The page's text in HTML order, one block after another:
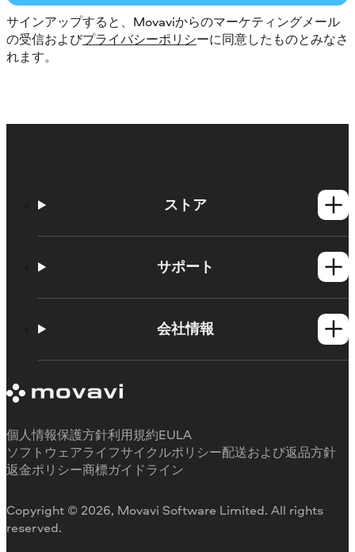
サインアップすると、Movaviからのマーケティングメール
の受信およびプライバシーポリシーに同意したものとみなさ
れます。
ストア
Mac製品
サポート
使い方
体験版の制約
払い戻し
会社情報
お客様の声
当社が選ばれる理由
Copyright © 2026, Movavi Software Limited. All rights
reserved.
個人情報保護方針利用規約EULA
ソフトウェアライフサイクルポリシー配送および返品方針
返金ポリシー商標ガイドライン